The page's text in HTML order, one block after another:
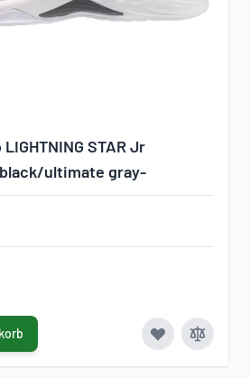
STAR Jr
ultimate gray-